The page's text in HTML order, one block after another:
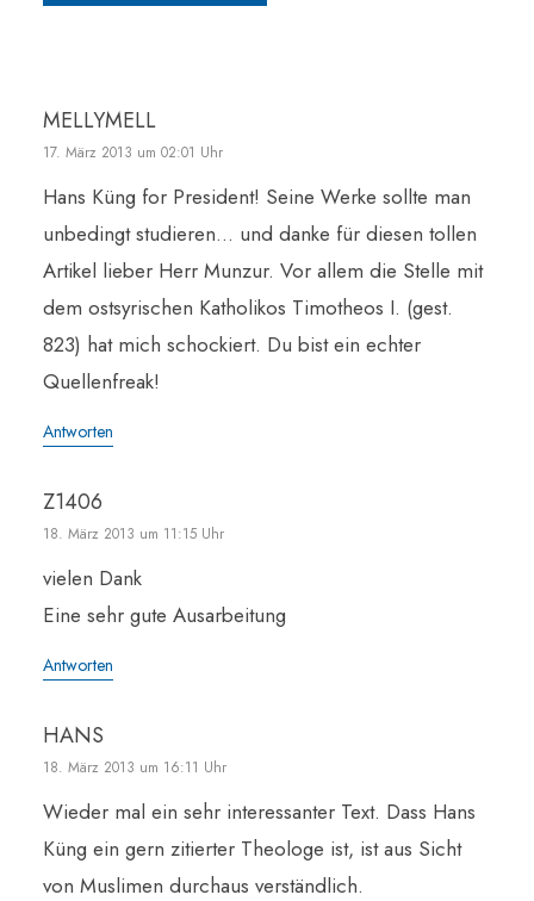
MELLYMELL
17. März 2013 um 02:01 Uhr
Hans Küng for President! Seine Werke sollte man
unbedingt studieren… und danke für diesen tollen
Artikel lieber Herr Munzur. Vor allem die Stelle mit
dem ostsyrischen Katholikos Timotheos I. (gest.
823) hat mich schockiert. Du bist ein echter
Quellenfreak!
Antworten
Z1406
18. März 2013 um 11:15 Uhr
vielen Dank
Eine sehr gute Ausarbeitung
Antworten
HANS
18. März 2013 um 16:11 Uhr
Wieder mal ein sehr interessanter Text. Dass Hans
Küng ein gern zitierter Theologe ist, ist aus Sicht
von Muslimen durchaus verständlich.